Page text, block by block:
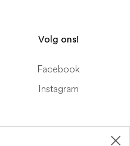
Volg ons!
Facebook
Instagram